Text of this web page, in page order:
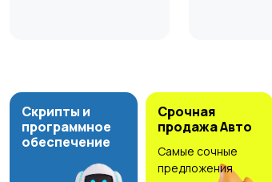
стабилизаторы
Скрипты и
программное
обеспечение
Срочная
продажа Авто
Самые сочные
предложения